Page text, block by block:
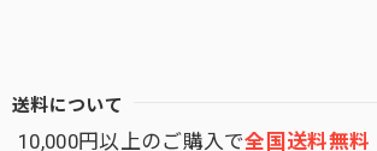
送料について
10,000円以上のご購入で全国送料無料